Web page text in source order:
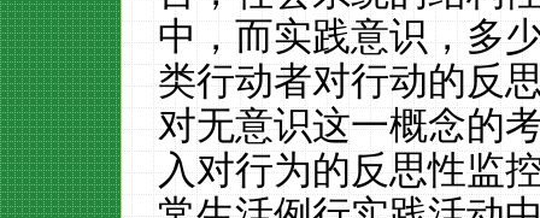
中，而实践意识，多
类行动者对行动的反
对无意识这一概念的
入对行为的反思性监